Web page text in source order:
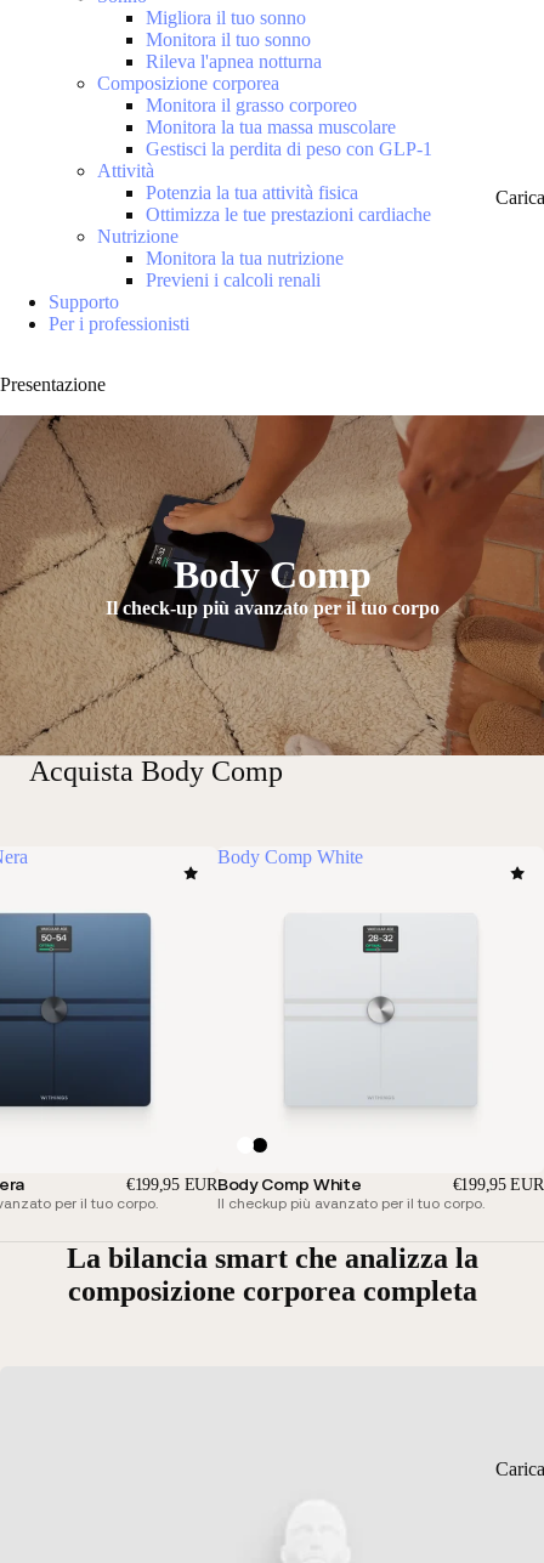
Migliora il tuo sonno
Monitora il tuo sonno
Rileva l'apnea notturna
Composizione corporea
Monitora il grasso corporeo
Monitora la tua massa muscolare
Gestisci la perdita di peso con GLP-1
Attività
Potenzia la tua attività fisica
Ottimizza le tue prestazioni cardiache
Nutrizione
Monitora la tua nutrizione
Previeni i calcoli renali
Supporto
Per i professionisti
Presentazione
Body Comp
Il check-up più avanzato per il tuo corpo
Acquista Body Comp
€199,95 EUR
per il tuo corpo.
Body Comp White
Body Comp White €199,95 EUR
Il checkup più avanzato per il tuo corpo.
La bilancia smart che analizza la
composizione corporea completa